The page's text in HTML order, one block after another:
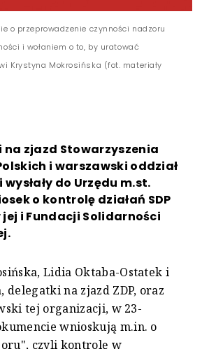
o przeprowadzenie czynności nadzoru
i wołaniem o to, by uratować
Krystyna Mokrosińska (fot. materiały
zjazd Stowarzyszenia
i warszawski oddział
do Urzędu m.st.
o kontrolę działań SDP
i Fundacji Solidarności
Lidia Oktaba-Ostatek i
delegatki na zjazd ZDP, oraz
tej organizacji, w 23-
wnioskują m.in. o
czyli kontrolę w